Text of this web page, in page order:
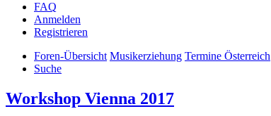
FAQ
Anmelden
Registrieren
Foren-Übersicht Musikerziehung Termine Österreich
Suche
Workshop Vienna 2017